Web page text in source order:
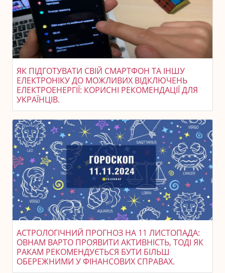
ЯК ПІДГОТУВАТИ СВІЙ СМАРТФОН ТА ІНШУ
ЕЛЕКТРОНІКУ ДО МОЖЛИВИХ ВІДКЛЮЧЕНЬ
ЕЛЕКТРОЕНЕРГІЇ: КОРИСНІ РЕКОМЕНДАЦІЇ ДЛЯ
УКРАЇНЦІВ.
АСТРОЛОГІЧНИЙ ПРОГНОЗ НА 11 ЛИСТОПАДА:
ОВНАМ ВАРТО ПРОЯВИТИ АКТИВНІСТЬ, ТОДІ ЯК
РАКАМ РЕКОМЕНДУЄТЬСЯ БУТИ БІЛЬШ
ОБЕРЕЖНИМИ У ФІНАНСОВИХ СПРАВАХ.